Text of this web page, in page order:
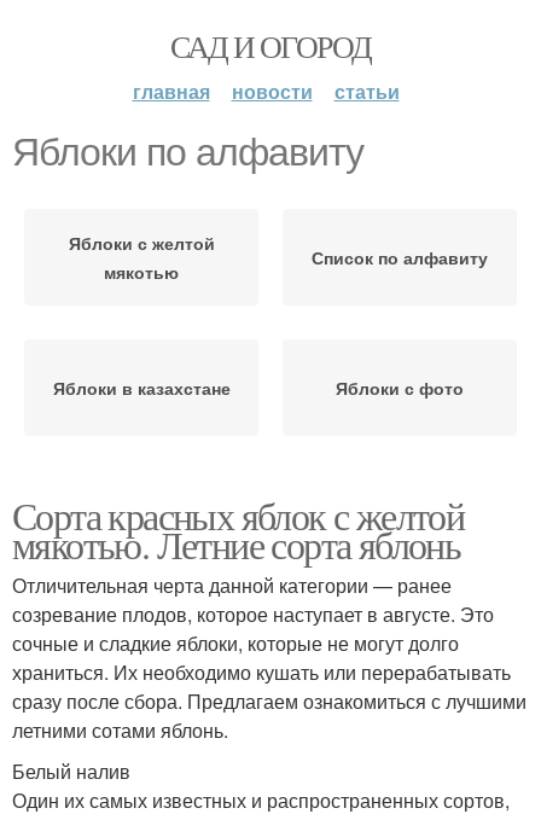
САД И ОГОРОД
главная новости статьи
Яблоки по алфавиту
Яблоки с желтой
мякотью
Список по алфавиту
Яблоки в казахстане Яблоки с фото
Сорта красных яблок с желтой
мякотью. Летние сорта яблонь
Отличительная черта данной категории — ранее
созревание плодов, которое наступает в августе. Это
сочные и сладкие яблоки, которые не могут долго
храниться. Их необходимо кушать или перерабатывать
сразу после сбора. Предлагаем ознакомиться с лучшими
летними сотами яблонь.
Белый налив
Один их самых известных и распространенных сортов,